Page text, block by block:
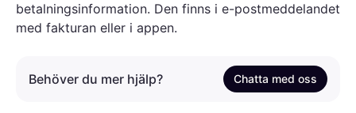
betalningsinformation. Den finns i e-postmeddelandet
med fakturan eller i appen.
Behöver du mer hjälp? Chatta med oss